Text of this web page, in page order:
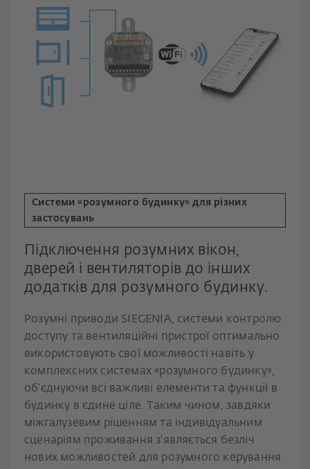
Системи «розумного будинку» для різних
застосувань
Підключення розумних вікон,
дверей і вентиляторів до інших
додатків для розумного будинку.
Розумні приводи SIEGENIA, системи контролю
доступу та вентиляційні пристрої оптимально
використовують свої можливості навіть у
комплексних системах «розумного будинку»,
об'єднуючи всі важливі елементи та функції в
будинку в єдине ціле. Таким чином, завдяки
міжгалузевим рішенням та індивідуальним
сценаріям проживання з'являється безліч
нових можливостей для розумного керування